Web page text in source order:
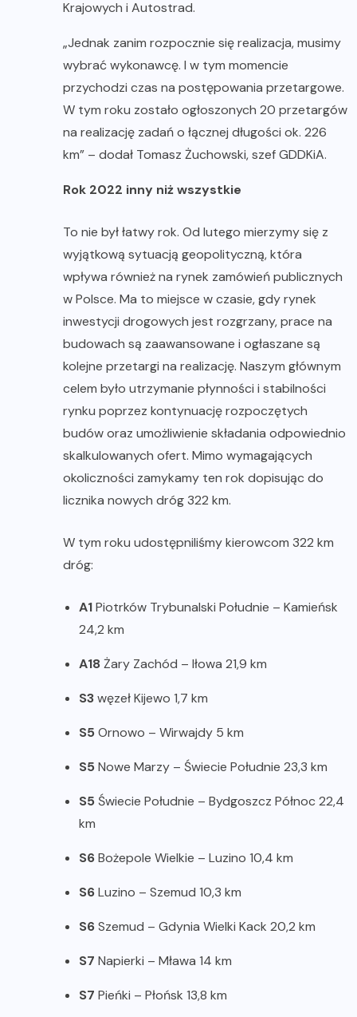
Krajowych i Autostrad.
„Jednak zanim rozpocznie się realizacja, musimy
wybrać wykonawcę. I w tym momencie
przychodzi czas na postępowania przetargowe.
W tym roku zostało ogłoszonych 20 przetargów
na realizację zadań o łącznej długości ok. 226
km” – dodał Tomasz Żuchowski, szef GDDKiA.
Rok 2022 inny niż wszystkie
To nie był łatwy rok. Od lutego mierzymy się z
wyjątkową sytuacją geopolityczną, która
wpływa również na rynek zamówień publicznych
w Polsce. Ma to miejsce w czasie, gdy rynek
inwestycji drogowych jest rozgrzany, prace na
budowach są zaawansowane i ogłaszane są
kolejne przetargi na realizację. Naszym głównym
celem było utrzymanie płynności i stabilności
rynku poprzez kontynuację rozpoczętych
budów oraz umożliwienie składania odpowiednio
skalkulowanych ofert. Mimo wymagających
okoliczności zamykamy ten rok dopisując do
licznika nowych dróg 322 km.
W tym roku udostępniliśmy kierowcom 322 km
dróg:
A1Piotrków Trybunalski Południe – Kamieńsk
24,2 km
A18Żary Zachód – Iłowa 21,9 km
S3węzeł Kijewo 1,7 km
S5Ornowo – Wirwajdy 5 km
S5Nowe Marzy – Świecie Południe 23,3 km
S5Świecie Południe – Bydgoszcz Północ 22,4
km
S6Bożepole Wielkie – Luzino 10,4 km
S6Luzino – Szemud 10,3 km
S6Szemud – Gdynia Wielki Kack 20,2 km
S7 Napierki – Mława 14 km
S7 Pieńki – Płońsk 13,8 km